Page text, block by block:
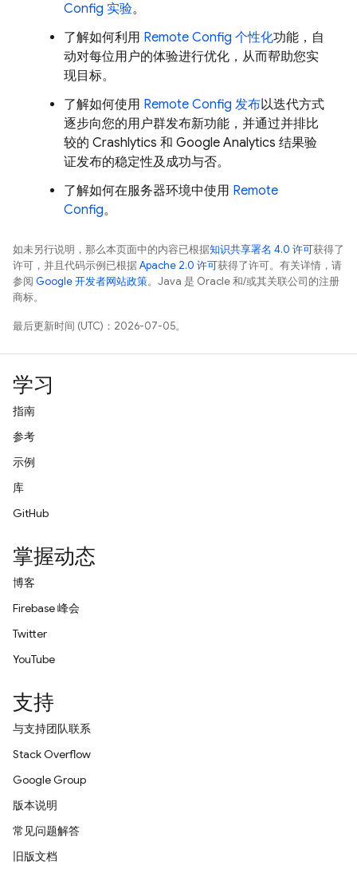
Config 实验。
了解如何利用 Remote Config 个性化功能，自
动对每位用户的体验进行优化，从而帮助您实
现目标。
了解如何使用 Remote Config 发布以迭代方式
逐步向您的用户群发布新功能，并通过并排比
较的 Crashlytics 和 Google Analytics 结果验
证发布的稳定性及成功与否。
了解如何在服务器环境中使用 Remote
Config。
如未另行说明，那么本页面中的内容已根据知识共享署名 4.0 许可获得了
许可，并且代码示例已根据Apache 2.0 许可获得了许可。有关详情，请
参阅 Google 开发者网站政策。Java 是 Oracle 和/或其关联公司的注册
商标。
最后更新时间 (UTC)：2026-07-05。
学习
指南
参考
示例
库
GitHub
掌握动态
博客
Firebase 峰会
Twitter
YouTube
支持
与支持团队联系
Stack Overflow
Google Group
版本说明
常见问题解答
旧版文档